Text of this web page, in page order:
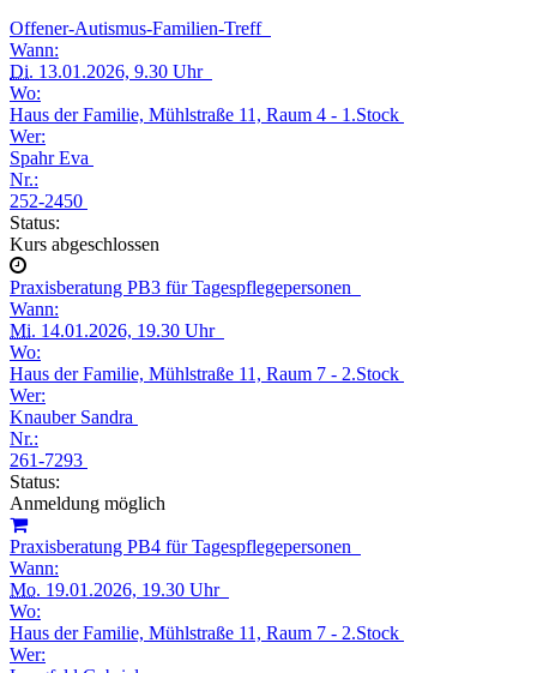
Offener-Autismus-Familien-Treff
Wann:
Di. 13.01.2026, 9.30 Uhr
Wo:
Haus der Familie, Mühlstraße 11, Raum 4 - 1.Stock
Wer:
Spahr Eva
Nr.:
252-2450
Status:
Kurs abgeschlossen
Praxisberatung PB3 für Tagespflegepersonen
Wann:
Mi. 14.01.2026, 19.30 Uhr
Wo:
Haus der Familie, Mühlstraße 11, Raum 7 - 2.Stock
Wer:
Knauber Sandra
Nr.:
261-7293
Status:
Anmeldung möglich
Praxisberatung PB4 für Tagespflegepersonen
Wann:
Mo. 19.01.2026, 19.30 Uhr
Wo:
Haus der Familie, Mühlstraße 11, Raum 7 - 2.Stock
Wer: